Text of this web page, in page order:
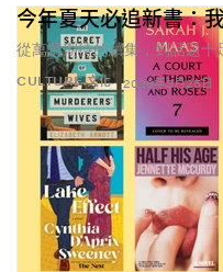
這也就是為何大家突然
解釋自己的runway靈感
頭前拆解；聊起最新看
一種「我很有腦」的暗
味，還在於你是否能為
不知從何時開始，文學
girl。她不只讀小說，還
的媒體攝取清單，並以
CULTURE 文化
今年夏天必追新書：
從萬眾期待的續集，到話題
2026年3月25日